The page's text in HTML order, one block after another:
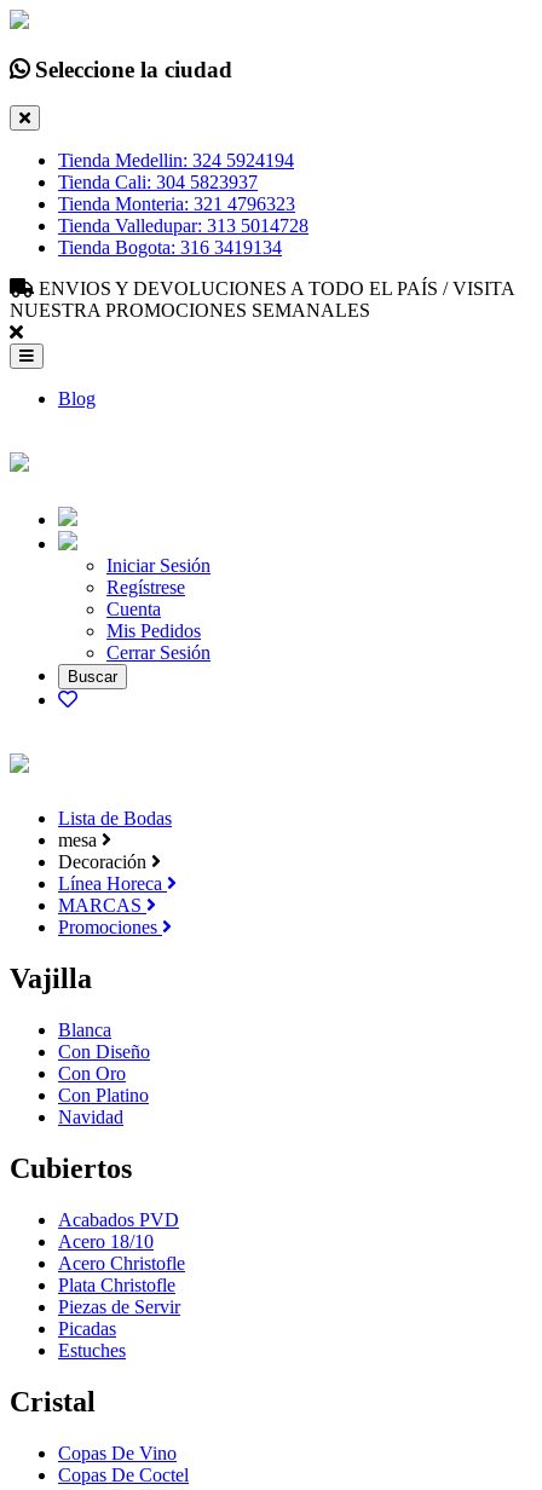
Seleccione la ciudad
Tienda Medellin: 324 5924194
Tienda Cali: 304 5823937
Tienda Monteria: 321 4796323
Tienda Valledupar: 313 5014728
Tienda Bogota: 316 3419134
ENVIOS Y DEVOLUCIONES A TODO EL PAÍS / VISITA
NUESTRA PROMOCIONES SEMANALES
Blog
Iniciar Sesión
Regístrese
Cuenta
Mis Pedidos
Cerrar Sesión
Lista de Bodas
mesa
Decoración
Línea Horeca
MARCAS
Promociones
Vajilla
Blanca
Con Diseño
Con Oro
Con Platino
Navidad
Cubiertos
Acabados PVD
Acero 18/10
Acero Christofle
Plata Christofle
Piezas de Servir
Picadas
Estuches
Cristal
Copas De Vino
Copas De Coctel